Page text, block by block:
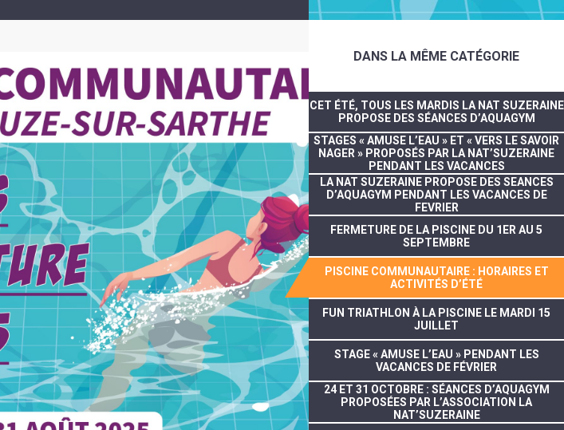
DANS LA MÊME CATÉGORIE
CET ÉTÉ, TOUS LES MARDIS LA NAT SUZERAINE
PROPOSE DES SÉANCES D’AQUAGYM
STAGES « AMUSE L’EAU » ET « VERS LE SAVOIR
NAGER » PROPOSÉS PAR LA NAT’SUZERAINE
PENDANT LES VACANCES
LA NAT SUZERAINE PROPOSE DES SEANCES
D’AQUAGYM PENDANT LES VACANCES DE
FEVRIER
FERMETURE DE LA PISCINE DU 1ER AU 5
SEPTEMBRE
PISCINE COMMUNAUTAIRE : HORAIRES ET
ACTIVITÉS D’ÉTÉ
FUN TRIATHLON À LA PISCINE LE MARDI 15
JUILLET
STAGE « AMUSE L’EAU » PENDANT LES
VACANCES DE FÉVRIER
24 ET 31 OCTOBRE : SÉANCES D’AQUAGYM
PROPOSÉES PAR L’ASSOCIATION LA
NAT’SUZERAINE